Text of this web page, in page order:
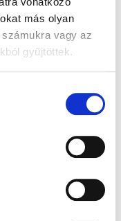
más olyan
vagy az
gyűjtöttek.